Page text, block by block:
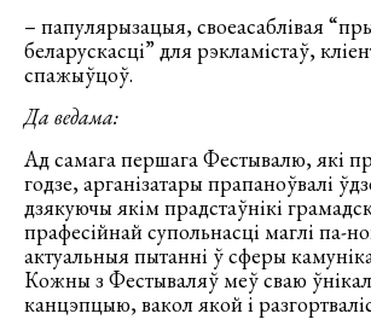
– папулярызацыя, своеасаблівая
беларускасці” для рэкламістаў,
спажыўцоў.
Да ведама:
Ад самага першага Фестывалю, які
годзе, арганізатары прапаноўвалі
дзякуючы якім прадстаўнікі
прафесійнай супольнасці маглі па-
актуальныя пытанні ў сферы
Кожны з Фестываляў меў сваю
канцэпцыю, вакол якой і